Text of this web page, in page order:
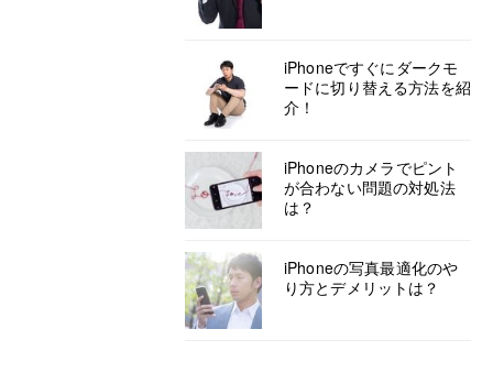
iPhoneですぐにダークモ
ードに切り替える方法を紹
介！
iPhoneのカメラでピント
が合わない問題の対処法
は？
iPhoneの写真最適化のや
り方とデメリットは？